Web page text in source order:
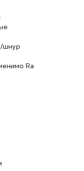
шнур
Ra